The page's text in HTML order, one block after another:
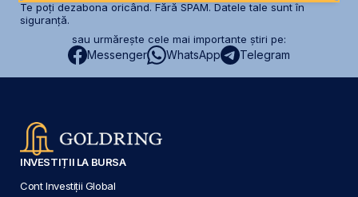
Te poți dezabona oricând. Fără SPAM. Datele tale sunt în
siguranță.
sau urmărește cele mai importante știri pe:
Messenger WhatsApp Telegram
INVESTIȚII LA BURSA
Cont Investiții Global